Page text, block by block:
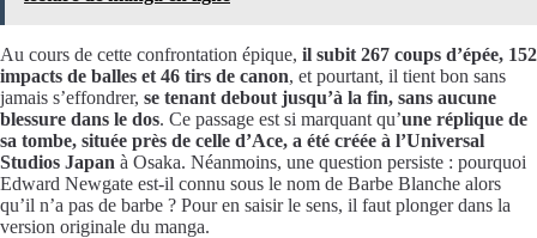
Au cours de cette confrontation épique, il subit 267 coups d’épée, 152
impacts de balles et 46 tirs de canon, et pourtant, il tient bon sans
jamais s’effondrer, se tenant debout jusqu’à la fin, sans aucune
blessure dans le dos. Ce passage est si marquant qu’une réplique de
sa tombe, située près de celle d’Ace, a été créée à l’Universal
Studios Japan à Osaka. Néanmoins, une question persiste : pourquoi
Edward Newgate est-il connu sous le nom de Barbe Blanche alors
qu’il n’a pas de barbe ? Pour en saisir le sens, il faut plonger dans la
version originale du manga.